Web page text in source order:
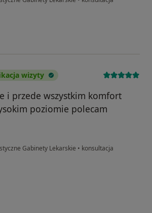
wizyty
i przede wszystkim komfort
poziomie polecam
Gabinety Lekarskie • konsultacja